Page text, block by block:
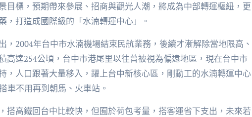
目標，預期帶來參展、招商與觀光人潮，將成為中部轉運樞紐，更
，打造成國際級的「水湳轉運中心」。
，2004年台中市水湳機場結束民航業務，後續才漸解除當地限高、
高達254公頃，台中市港尾里以往曾被視為偏遠地區，現在台中市
，人口跟著大量移入，躍上台中新核心區，剛動工的水湳轉運中心
車不用再到朝馬、火車站。
搭高鐵回台中比較快，但囿於荷包考量，搭客運省下支出，未來若